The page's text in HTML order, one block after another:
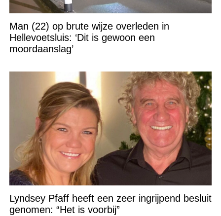
Man (22) op brute wijze overleden in
Hellevoetsluis: ‘Dit is gewoon een
moordaanslag’
Lyndsey Pfaff heeft een zeer ingrijpend besluit
genomen: “Het is voorbij”